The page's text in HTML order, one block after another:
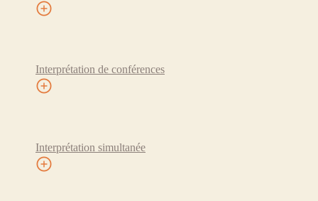
Interprétation de conférences
Interprétation simultanée